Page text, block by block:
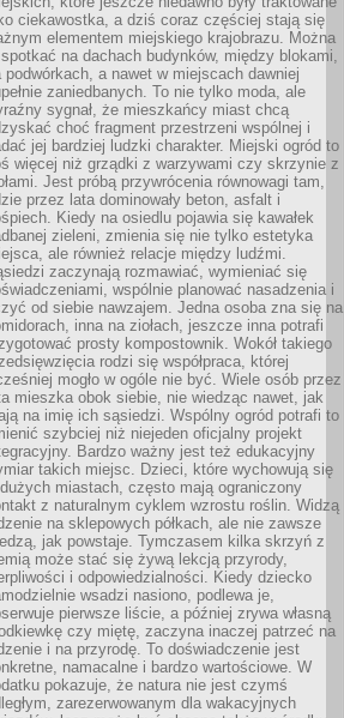
ciekawostka, a dziś coraz częściej stają się
elementem miejskiego krajobrazu. Można
na dachach budynków, między blokami,
podwórkach, a nawet w miejscach dawniej
zaniedbanych. To nie tylko moda, ale
sygnał, że mieszkańcy miast chcą
choć fragment przestrzeni wspólnej i
jej bardziej ludzki charakter. Miejski ogród to
więcej niż grządki z warzywami czy skrzynie z
Jest próbą przywrócenia równowagi tam,
przez lata dominowały beton, asfalt i
Kiedy na osiedlu pojawia się kawałek
zieleni, zmienia się nie tylko estetyka
ale również relacje między ludźmi.
zaczynają rozmawiać, wymieniać się
wspólnie planować nasadzenia i
od siebie nawzajem. Jedna osoba zna się na
inna na ziołach, jeszcze inna potrafi
prosty kompostownik. Wokół takiego
rodzi się współpraca, której
mogło w ogóle nie być. Wiele osób przez
mieszka obok siebie, nie wiedząc nawet, jak
na imię ich sąsiedzi. Wspólny ogród potrafi to
szybciej niż niejeden oficjalny projekt
Bardzo ważny jest też edukacyjny
takich miejsc. Dzieci, które wychowują się
miastach, często mają ograniczony
z naturalnym cyklem wzrostu roślin. Widzą
na sklepowych półkach, ale nie zawsze
jak powstaje. Tymczasem kilka skrzyń z
może stać się żywą lekcją przyrody,
i odpowiedzialności. Kiedy dziecko
wsadzi nasiono, podlewa je,
pierwsze liście, a później zrywa własną
czy miętę, zaczyna inaczej patrzeć na
i na przyrodę. To doświadczenie jest
namacalne i bardzo wartościowe. W
pokazuje, że natura nie jest czymś
zarezerwowanym dla wakacyjnych